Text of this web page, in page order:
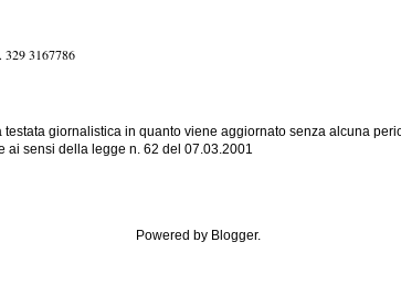
329 3167786
giornalistica in quanto viene aggiornato senza alcuna
ai sensi della legge n. 62 del 07.03.2001
Powered by Blogger.